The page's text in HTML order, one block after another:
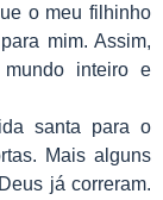
o meu filhinho
mim. Assim,
inteiro e
santa para o
Mais alguns
já correram.